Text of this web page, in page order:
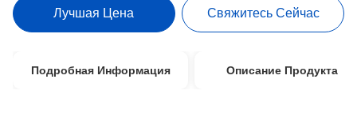
Лучшая Цена Свяжитесь Сейчас
Подробная Информация Описание Продукта